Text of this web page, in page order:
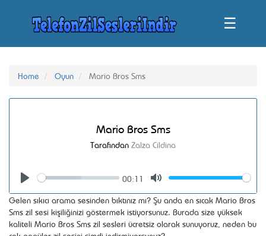
☰
Home Oyun Mario Bros Sms
Mario Bros Sms
Tarafından Zalza Cildina
Seek
00:11
Volume
Gelen sıkıcı arama sesinden bıktınız mı? Şu anda en sıcak Mario Bros
Sms zil sesi kişiliğinizi göstermek istiyorsunuz. Burada size yüksek
kaliteli Mario Bros Sms zil sesleri ücretsiz olarak sunuyoruz, neden bu